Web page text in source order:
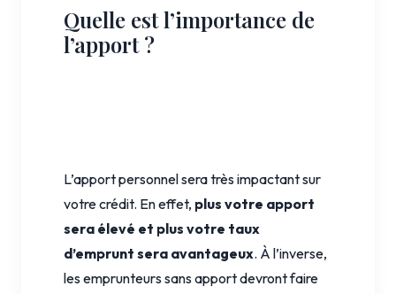
Quelle est l’importance de
l’apport ?
L’apport personnel sera très impactant sur
votre crédit. En effet, plus votre apport
sera élevé et plus votre taux
d’emprunt sera avantageux. À l’inverse,
les emprunteurs sans apport devront faire